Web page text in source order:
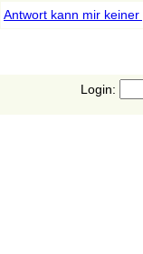
Antwort kann mir
Login: